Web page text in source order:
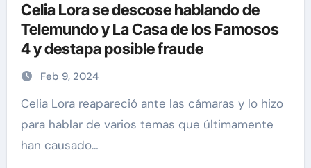
Celia Lora se descose hablando de
Telemundo y La Casa de los Famosos
4 y destapa posible fraude
Feb 9, 2024
Celia Lora reapareció ante las cámaras y lo hizo
para hablar de varios temas que últimamente
han causado…